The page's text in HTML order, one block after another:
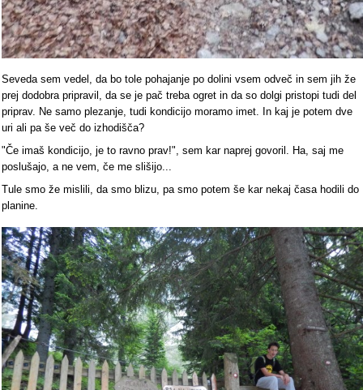
Seveda sem vedel, da bo tole pohajanje po dolini vsem odveč in sem jih že
prej dodobra pripravil, da se je pač treba ogret in da so dolgi pristopi tudi del
priprav. Ne samo plezanje, tudi kondicijo moramo imet. In kaj je potem dve
uri ali pa še več do izhodišča?
"Če imaš kondicijo, je to ravno prav!", sem kar naprej govoril. Ha, saj me
poslušajo, a ne vem, če me slišijo...
Tule smo že mislili, da smo blizu, pa smo potem še kar nekaj časa hodili do
planine.